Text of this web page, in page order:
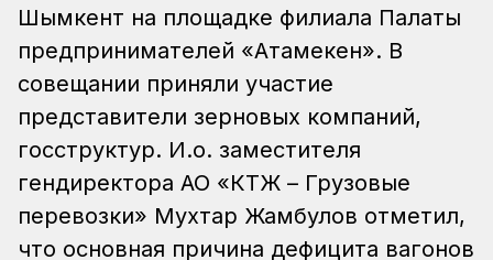
Шымкент на площадке филиала Палаты
предпринимателей «Атамекен». В
совещании приняли участие
представители зерновых компаний,
госструктур. И.о. заместителя
гендиректора АО «КТЖ – Грузовые
перевозки» Мухтар Жамбулов отметил,
что основная причина дефицита вагонов